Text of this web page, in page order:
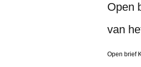
Open
van
Open brief